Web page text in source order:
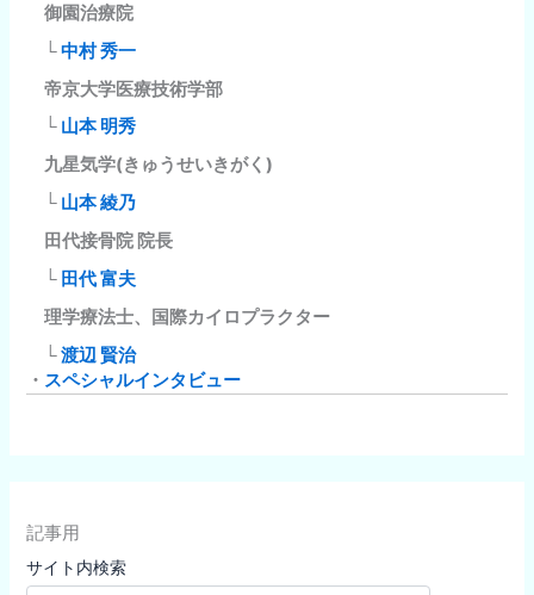
御園治療院
└中村 秀一
帝京大学医療技術学部
└ 山本 明秀
九星気学(きゅうせいきがく)
└ 山本 綾乃
田代接骨院 院長
└ 田代 富夫
理学療法士、国際カイロプラクター
└渡辺 賢治
・ スペシャルインタビュー
記事用
サイト内検索